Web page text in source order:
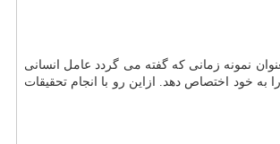
نمونه زمانی كه گفته می گردد عامل انسانی
سایر عوامل می تواند ۱۰ درصد مرگ های ناشی از سوانح ترافیكی را به خود اختصاص دهد. ازاین رو با انجام تحقیقات